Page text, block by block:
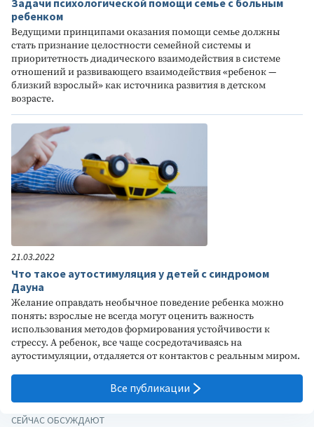
ребенком
Ведущими принципами оказания помощи семье должны
стать признание целостности семейной системы и
приоритетность диадического взаимодействия в системе
отношений и развивающего взаимодействия «ребенок —
близкий взрослый» как источника развития в детском
возрасте.
21.03.2022
Что такое аутостимуляция у детей с синдромом
Дауна
Желание оправдать необычное поведение ребенка можно
понять: взрослые не всегда могут оценить важность
использования методов формирования устойчивости к
стрессу. А ребенок, все чаще сосредотачиваясь на
аутостимуляции, отдаляется от контактов с реальным миром.
Все публикации
СЕЙЧАС ОБСУЖДАЮТ